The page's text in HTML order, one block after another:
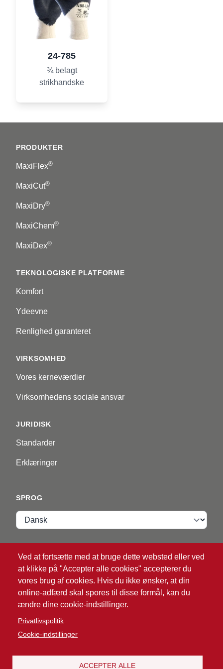
24-785
¾ belagt
strikhandske
PRODUKTER
MaxiFlex®
MaxiCut®
MaxiDry®
MaxiChem®
MaxiDex®
TEKNOLOGISKE PLATFORME
Komfort
Ydeevne
Renlighed garanteret
VIRKSOMHED
Vores kerneværdier
Virksomhedens sociale ansvar
JURIDISK
Standarder
Erklæringer
Ved at fortsætte med at bruge dette websted eller ved
at klikke på "Accepter alle cookies" accepterer du
vores brug af cookies. Hvis du ikke ønsker, at din
online-adfærd skal spores til disse formål, kan du
ændre dine cookie-indstillinger.
Privatlivspolitik
Cookie-indstillinger
ACCEPTER ALLE
SPROG
Sprog
Login
rettigheder forbeholdes.